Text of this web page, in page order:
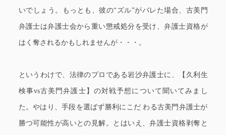
いでしょう。もっとも、彼の“ズル”がバレた場合、古美門
弁護士は弁護士会から重い懲戒処分を受け、弁護士資格が
はく奪されるかもしれませんが・・・。
というわけで、法律のプロである岩沙弁護士に、【久利生
検事vs古美門弁護士】の対戦予想について聞いてみまし
た。やはり、手段を選ばず勝利にこだ わる古美門弁護士が
勝つ可能性が高いとの見解。とはいえ、弁護士資格剥奪と